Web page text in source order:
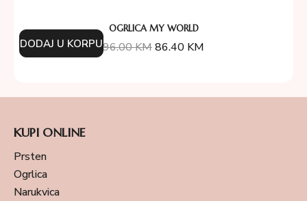
OGRLICA MY WORLD
96.00KM86.40 KM
DODAJ U KORPU
KUPI ONLINE
Prsten
Ogrlica
Narukvica